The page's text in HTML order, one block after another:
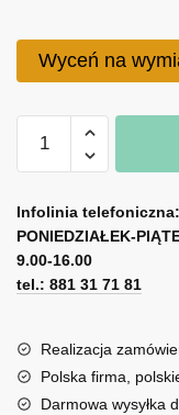
Wyceń na
Obraz
jeleniem
i
łanią
l
t
e
r
a
t
i
Infolinia telefoniczna:
PONIEDZIAŁEK-
9.00-16.00
tel.: 881 31 71 81
Realizacja
Polska firma,
Darmowa wysyłka